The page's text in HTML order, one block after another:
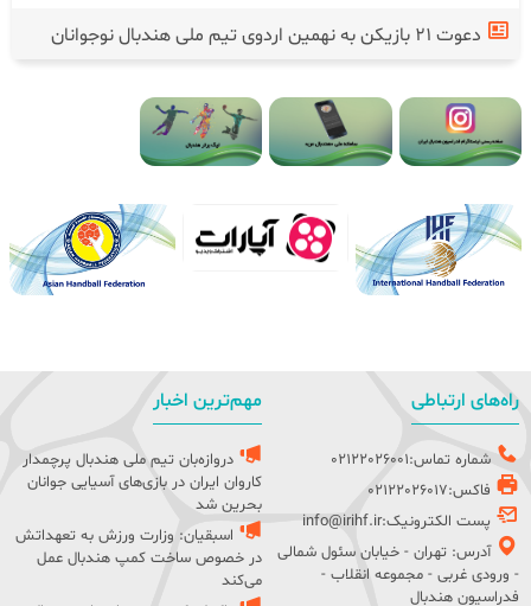
دعوت ۲۱ بازیکن به نهمین اردوی تیم ملی هندبال نوجوانان
راه‌های ارتباطی
شماره تماس:02122026001
فاکس:02122026017
پست الکترونیک:info@irihf.ir
آدرس: تهران - خیابان سئول شمالی
- ورودی غربی - مجموعه انقلاب -
فدراسیون هندبال
مهم‌ترین اخبار
دروازه‌بان تیم ملی هندبال پرچمدار
کاروان ایران در بازی‌های آسیایی جوانان
بحرین شد
اسبقیان: وزارت ورزش به تعهداتش
در خصوص ساخت کمپ هندبال عمل
می‌کند